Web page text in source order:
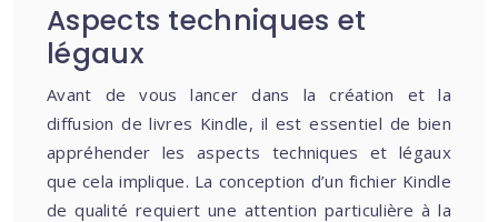
Aspects techniques et
légaux
Avant de vous lancer dans la création et la
diffusion de livres Kindle, il est essentiel de bien
appréhender les aspects techniques et légaux
que cela implique. La conception d’un fichier Kindle
de qualité requiert une attention particulière à la